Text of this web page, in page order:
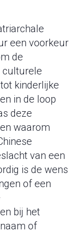
een voorkeur
de
culturele
kinderlijke
in de loop
deze
waarom
van een
is de wens
of een
bij het
of